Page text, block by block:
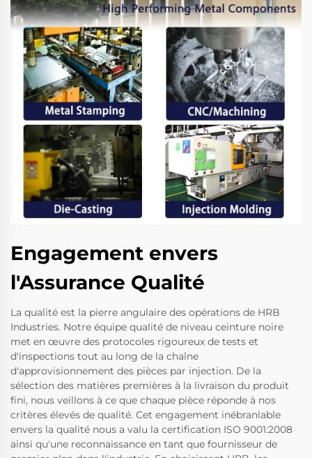
Engagement envers
l'Assurance Qualité
La qualité est la pierre angulaire des opérations de HRB
Industries. Notre équipe qualité de niveau ceinture noire
met en œuvre des protocoles rigoureux de tests et
d'inspections tout au long de la chaîne
d'approvisionnement des pièces par injection. De la
sélection des matières premières à la livraison du produit
fini, nous veillons à ce que chaque pièce réponde à nos
critères élevés de qualité. Cet engagement inébranlable
envers la qualité nous a valu la certification ISO 9001:2008
ainsi qu'une reconnaissance en tant que fournisseur de